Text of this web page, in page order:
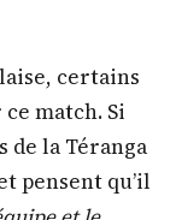
certains
match. Si
de la Téranga
pensent qu’il